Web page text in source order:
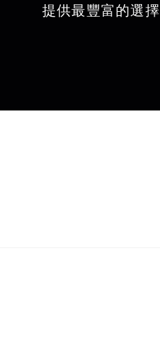
顧客好評
限時優惠
圓形
提供最豐富的選擇